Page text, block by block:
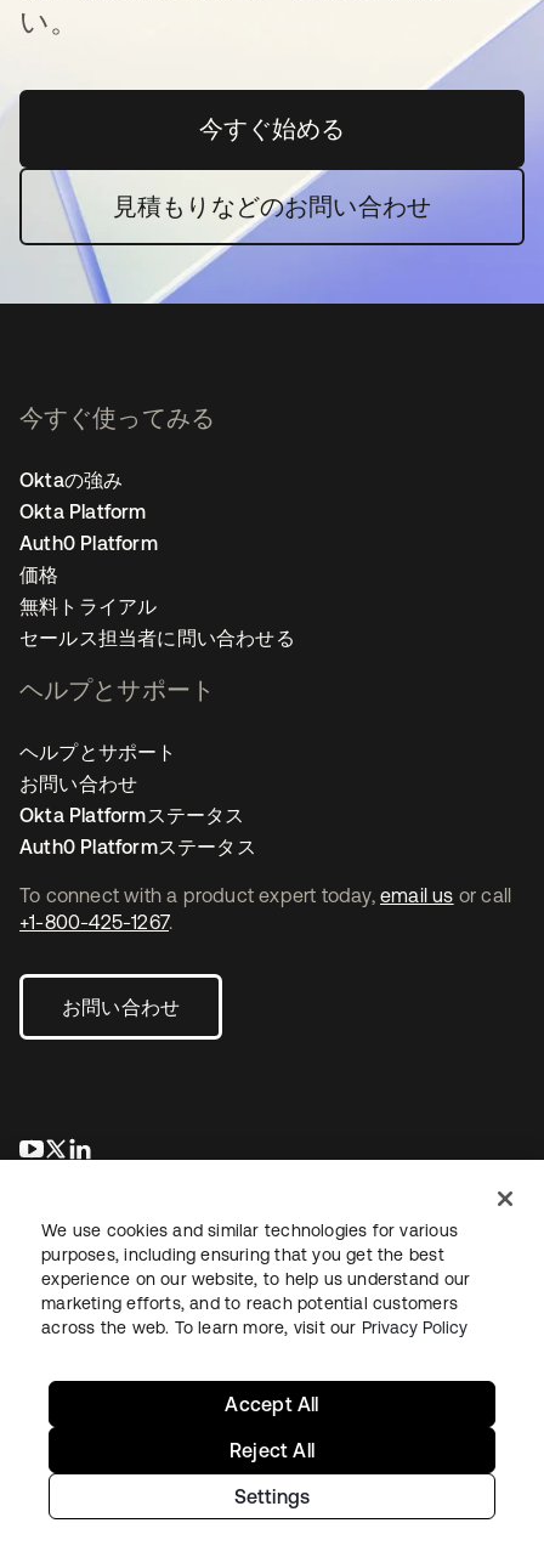
い。
今すぐ始める新しいタブで開く
見積もりなどのお問い合わせ
To connect with a product expert today, email us or call
+1-800-425-1267.
お問い合わせ
新しいタブで開く
新しいタブで開く
今すぐ使ってみる
Oktaの強み
Okta Platform
Auth0 Platform
価格
無料トライアル
セールス担当者に問い合わせる
ヘルプとサポート
ヘルプとサポート
お問い合わせ
Okta Platformステータス
Auth0 Platformステータス
法務プライバシーポリシーサイト利用規約セキュリティ
Copyright © 2026 Okta. All rights reserved.
We use cookies and similar technologies for various
purposes, including ensuring that you get the best
experience on our website, to help us understand our
marketing efforts, and to reach potential customers
across the web. To learn more, visit our Privacy Policy
Settings
Reject All
Accept All